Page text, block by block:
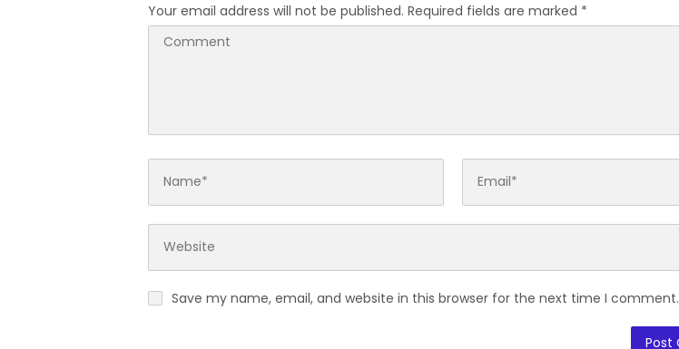
Your email address will not be published. Required fields are marked *
Save my name, email, and website in this browser for the next time I comment.